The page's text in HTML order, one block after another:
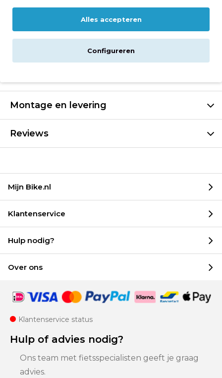
Groot assortimentVolare fietsen
Montage en levering
Reviews
Mijn Bike.nl
Klantenservice
Hulp nodig?
Over ons
Klantenservice status
Hulp of advies nodig?
Ons team met fietsspecialisten geeft je graag
advies.
Alles accepteren
Configureren